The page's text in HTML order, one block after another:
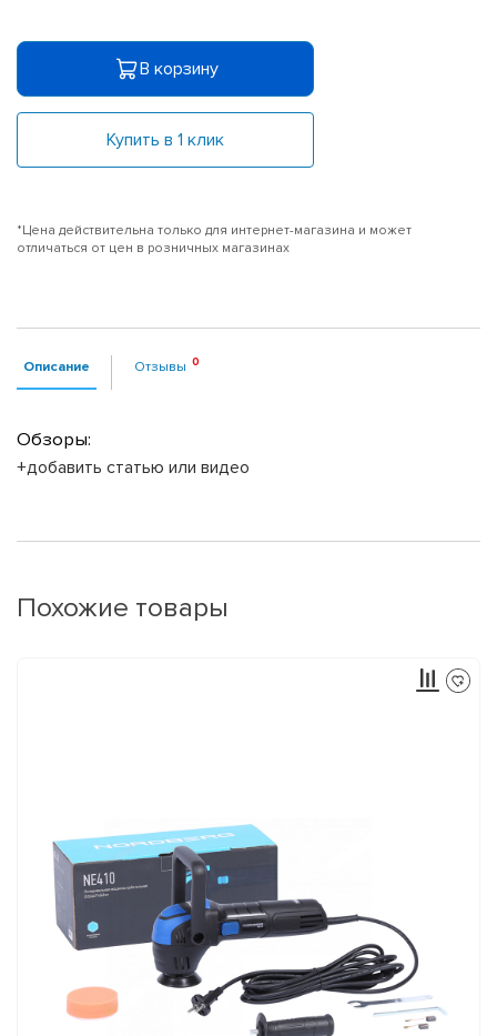
В корзину
Купить в 1 клик
*Цена действительна только для интернет-магазина и может
отличаться от цен в розничных магазинах
Описание Отзывы
Обзоры:
+добавить статью или видео
Похожие товары